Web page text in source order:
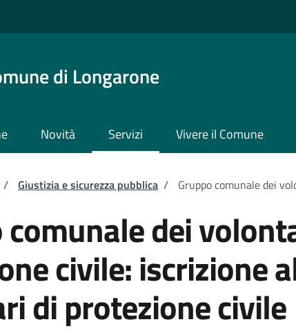
di Longarone
Novità Servizi Vivere il Comune
di pane
/ Giustizia e sicurezza pubblica / Gruppo comunale dei
comunale dei
civile: iscrizione
di protezione civile